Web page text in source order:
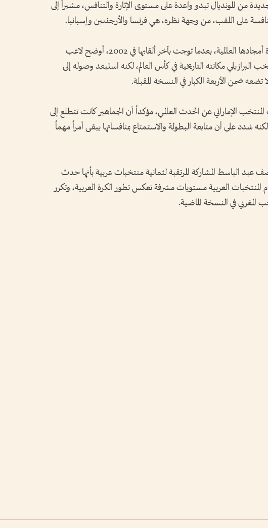
من المونديال تبدو واعدة على مستوى الإثارة والتنافس، مشيراً إلى
على اللقب، من وجهة نظره، هي فرنسا والأرجنتين وإسبانيا.
وعن حظوظ البرازيل في استعادة أمجادها العالمية، بعدما توجت بآخر ألقابها في 2002، أوضح لاعب
البرازيلي مكانته التاريخية في كأس العالم، لكنه استبعد وصوله إلى
تضعه ضمن الأربعة الكبار في النسخة المقبلة.
الإماراتي عن الحدث العالمي، مؤكداً أن الجماهير كانت تتطلع إلى
شدد على أن متابعة البطولة والاستمتاع بمنافساتها يبقى أمراً مهماً
عبد الباسط المشاركة المرتقبة لثمانية منتخبات عربية بأنها حدث
المنتخبات العربية مستويات مشرفة تعكس تطور الكرة العربية، وتكرر
المغربي في النسخة الماضية.